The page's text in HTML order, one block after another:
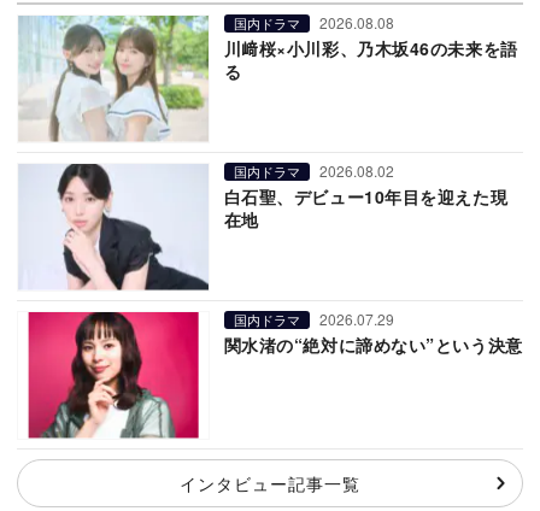
国内ドラマ 2026.08.08
川﨑桜×小川彩、乃木坂46の未来を語
る
国内ドラマ 2026.08.02
白石聖、デビュー10年目を迎えた現
在地
国内ドラマ 2026.07.29
関水渚の“絶対に諦めない”という決意
インタビュー記事一覧